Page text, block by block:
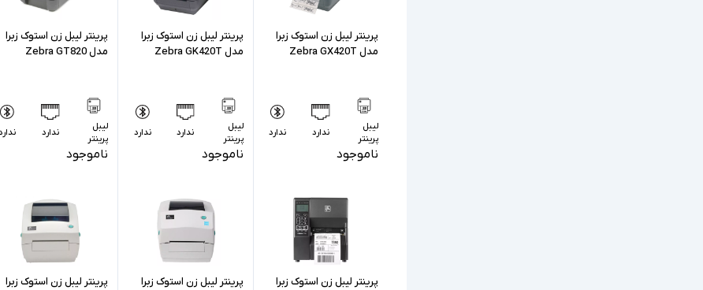
پرینتر لیبل زن استوک زبرا
مدل Zebra GX420T
لیبل
پرینتر
ندارد ندارد
ناموجود
پرینتر لیبل زن استوک زبرا
مدل Zebra GK420T
لیبل
پرینتر
ندارد ندارد
ناموجود
پرینتر لیبل زن استوک زبرا
مدل Zebra GT820
لیبل
پرینتر
ندارد
ناموجود
پرینتر لیبل زن استوک زبرا
پرینتر لیبل زن استوک زبرا
پرینتر لیبل زن استوک زبرا